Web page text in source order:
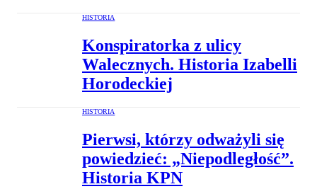
HISTORIA
Konspiratorka z ulicy
Walecznych. Historia Izabelli
Horodeckiej
HISTORIA
Pierwsi, którzy odważyli się
powiedzieć: „Niepodległość”.
Historia KPN